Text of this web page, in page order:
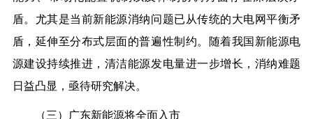
盾。尤其是当前新能源消纳问题已从传统的大电网平衡矛
盾，延伸至分布式层面的普遍性制约。随着我国新能源电
源建设持续推进，清洁能源发电量进一步增长，消纳难题
日益凸显，亟待研究解决。
（三）广东新能源将全面入市